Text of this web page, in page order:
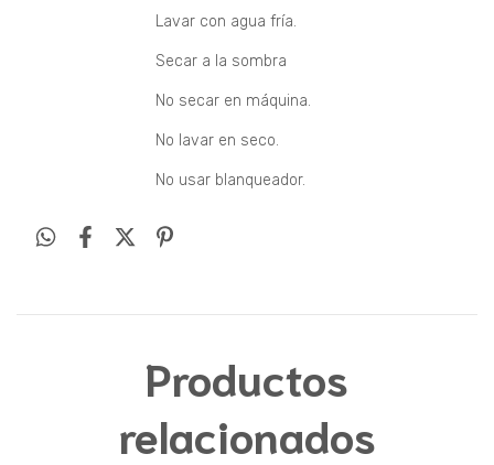
Lavar con agua fría.
Secar a la sombra
No secar en máquina.
No lavar en seco.
No usar blanqueador.
Productos
relacionados